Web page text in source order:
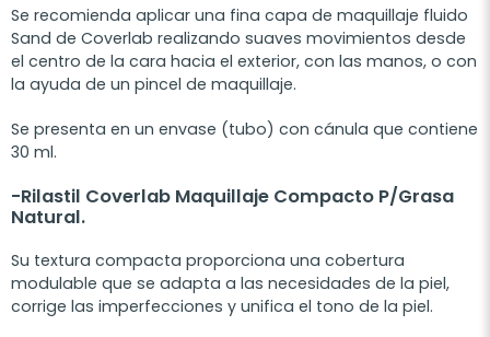
Se recomienda aplicar una fina capa de maquillaje fluido
Sand de Coverlab realizando suaves movimientos desde
el centro de la cara hacia el exterior, con las manos, o con
la ayuda de un pincel de maquillaje.
Se presenta en un envase (tubo) con cánula que contiene
30 ml.
-Rilastil Coverlab Maquillaje Compacto P/Grasa
Natural.
Su textura compacta proporciona una cobertura
modulable que se adapta a las necesidades de la piel,
corrige las imperfecciones y unifica el tono de la piel.